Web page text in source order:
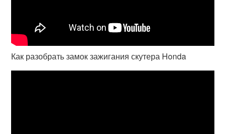
Как разобрать замок зажигания скутера Honda